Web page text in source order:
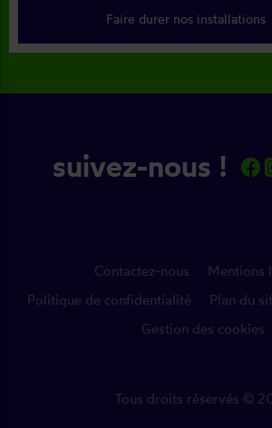
Faire durer nos installations
suivez-nous !
Contactez-nous
Mentions
Politique de confidentialité
Plan du
Gestion des cookies
Tous droits réservés ©